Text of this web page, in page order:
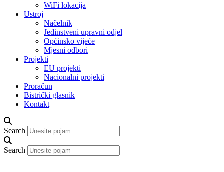
WiFi lokacija
Ustroj
Načelnik
Jedinstveni upravni odjel
Općinsko vijeće
Mjesni odbori
Projekti
EU projekti
Nacionalni projekti
Proračun
Bistrički glasnik
Kontakt
Search
Search